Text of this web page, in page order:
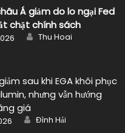
Á giảm do lo ngại Fed
chặt chính sách
Author
Thu Hoai
sau khi EGA khôi phục
nhưng vẫn hướng
giá
Author
Đình Hải